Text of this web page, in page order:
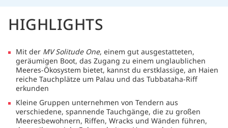
HIGHLIGHTS
Mit der MV Solitude One, einem gut ausgestatteten,
geräumigen Boot, das Zugang zu einem unglaublichen
Meeres-Ökosystem bietet, kannst du erstklassige, an Haien
reiche Tauchplätze um Palau und das Tubbataha-Riff
erkunden
Kleine Gruppen unternehmen von Tendern aus
verschiedene, spannende Tauchgänge, die zu großen
Meeresbewohnern, Riffen, Wracks und Wänden führen,